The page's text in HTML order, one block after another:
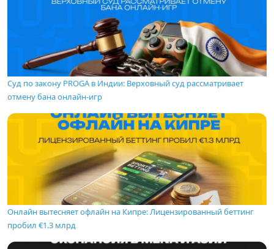
Суд по закону PROGA в Индии: Верховный суд рассматривает
отмену бана онлайн-игр
Онлайн вытесняет офлайн на Кипре: Лицензированный беттинг
пробил €1.3 млрд